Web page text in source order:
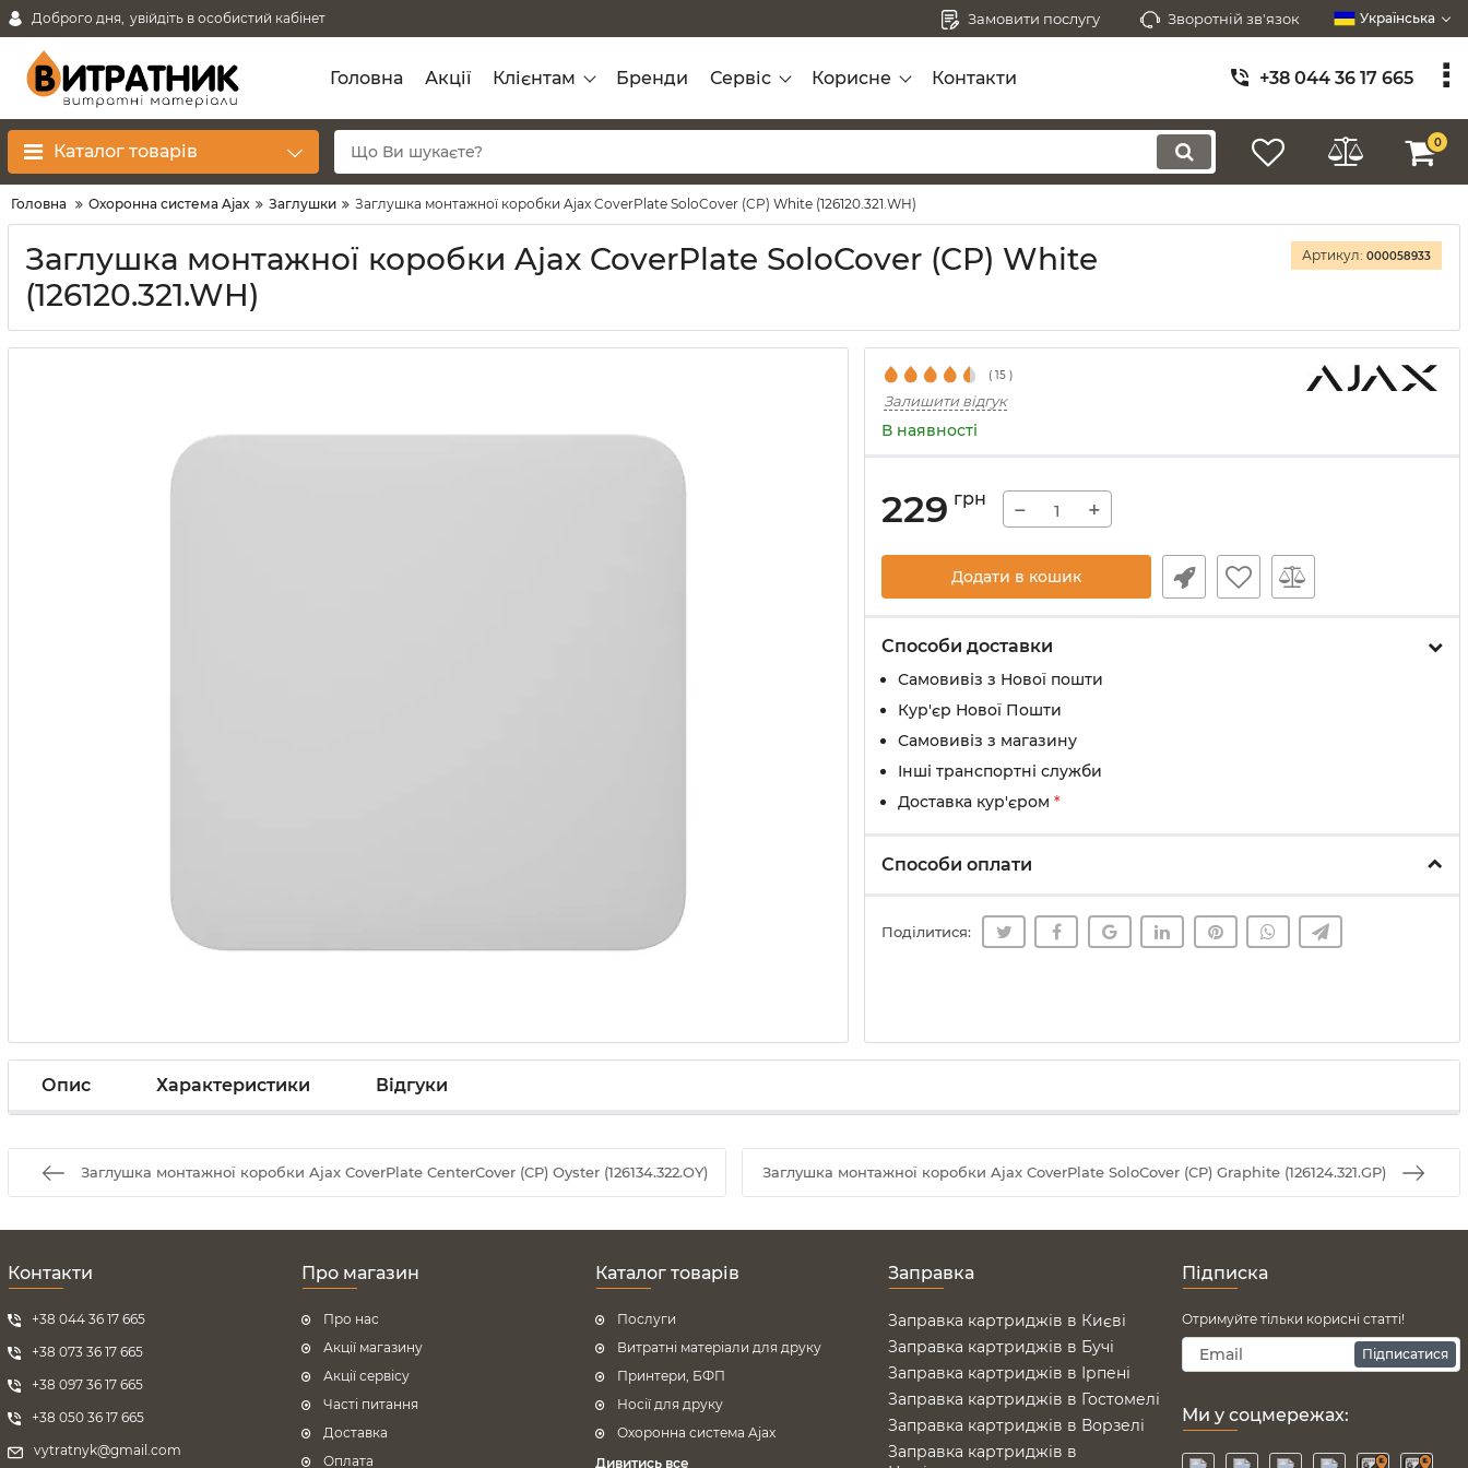
Доброго дня, увійдіть в особистий кабінет Замовити послугу Зворотній зв'язок Українська
Головна Акції Клієнтам Бренди Сервіс Корисне Контакти +38 044 36 17 665
Каталог товарів 0
Головна Охоронна система Ajax Заглушки Заглушка монтажної коробки Ajax CoverPlate SoloCover (CP) White (126120.321.WH)
Заглушка монтажної коробки Ajax CoverPlate SoloCover (CP) White
(126120.321.WH)
Артикул: 000058933
( 15 )
Залишити відгук
В наявності
229 грн − +
Додати в кошик
Способи доставки
Самовивіз з Нової пошти
Кур'єр Нової Пошти
Самовивіз з магазину
Інші транспортні служби
Доставка кур'єром *
Способи оплати
Поділитися:
Опис Характеристики Відгуки
Заглушка монтажної коробки Ajax CoverPlate CenterCover (CP) Oyster (126134.322.OY) Заглушка монтажної коробки Ajax CoverPlate SoloCover (CP) Graphite (126124.321.GP)
Контакти
+38 044 36 17 665
+38 073 36 17 665
+38 097 36 17 665
+38 050 36 17 665
vytratnyk@gmail.com
Про магазин
Про нас
Акції магазину
Акції сервісу
Часті питання
Доставка
Оплата
Каталог товарів
Послуги
Витратні матеріали для друку
Принтери, БФП
Носії для друку
Охоронна система Ajax
Дивитись все
Заправка
Заправка картриджів в Києві
Заправка картриджів в Бучі
Заправка картриджів в Ірпені
Заправка картриджів в Гостомелі
Заправка картриджів в Ворзелі
Заправка картриджів в
Підписка
Отримуйте тільки корисні статті!
Підписатися
Ми у соцмережах: